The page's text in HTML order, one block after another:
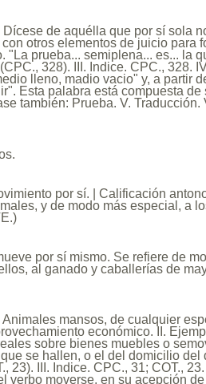
de aquélla que por sí sola
otros elementos de juicio para
"La prueba... semiplena... es... la
328). III. Indice. CPC., 328.
lleno, madio vacio" y, a partir
Esta palabra está compuesta
también: Prueba. V.
por sí. | Calificación
y de modo más especial, a
por sí mismo. Se refiere de
al ganado y caballerías de
mansos, de cualquier
económico. II.
sobre bienes muebles o
se hallen, o el del domicilio del
23). III. Indice. CPC., 31; COT.,
verbo moverse, en su acepción